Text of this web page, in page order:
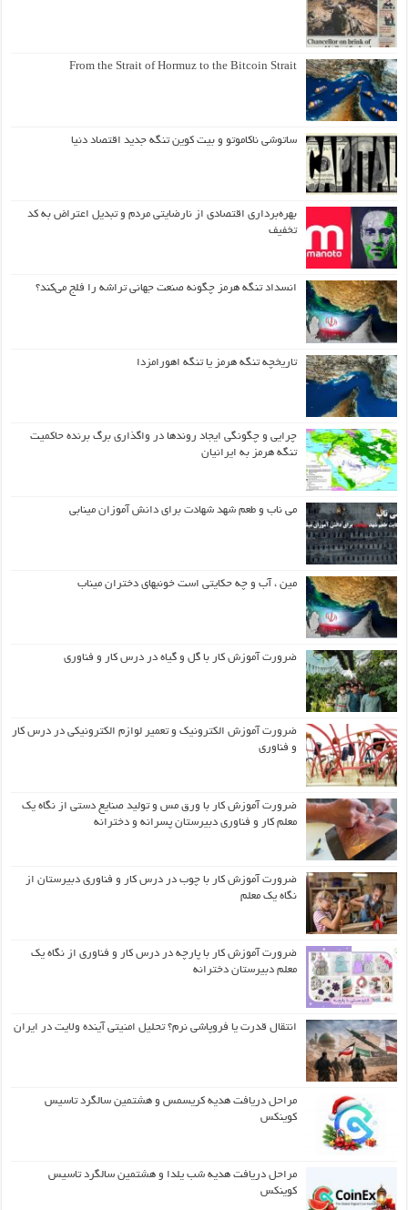
From the Strait of Hormuz to the Bitcoin Strait
ساتوشی ناکاموتو و بیت کوین تنگه جدید اقتصاد دنیا
بهره‌برداری اقتصادی از نارضایتی مردم و تبدیل اعتراض به کد
تخفیف
انسداد تنگه هرمز چگونه صنعت جهانی تراشه را فلج می‌کند؟
تاریخچه تنگه هرمز یا تنگه اهورامزدا
چرایی و چگونگی ایجاد روندها در واگذاری برگ برنده حاکمیت
تنگه هرمز به ایرانیان
می ناب و طعم شهد شهادت برای دانش آموزان مینابی
مین ، آب و چه حکایتی است خونبهای دختران میناب
ضرورت آموزش کار با گل و گیاه در درس کار و فناوری
ضرورت آموزش الکترونیک و تعمیر لوازم الکترونیکی در درس کار
و فناوری
ضرورت آموزش کار با ورق مس و تولید صنایع دستی از نگاه یک
معلم کار و فناوری دبیرستان پسرانه و دخترانه
ضرورت آموزش کار با چوب در درس کار و فناوری دبیرستان از
نگاه یک معلم
ضرورت آموزش کار با پارچه در درس کار و فناوری از نگاه یک
معلم دبیرستان دخترانه
انتقال قدرت یا فروپاشی نرم؟ تحلیل امنیتی آینده ولایت در ایران
مراحل دریافت هدیه کریسمس و هشتمین سالگرد تاسیس
کوینکس
مراحل دریافت هدیه شب یلدا و هشتمین سالگرد تاسیس
کوینکس